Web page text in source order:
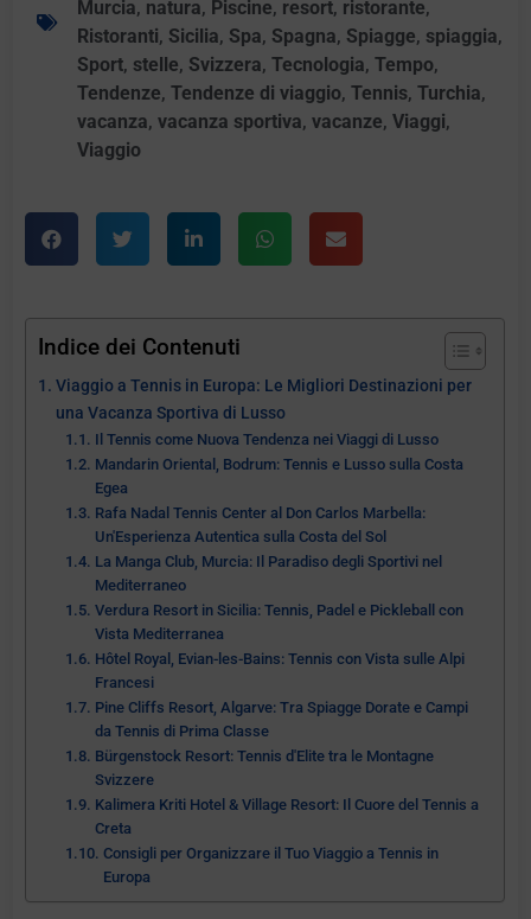
Murcia, natura, Piscine, resort, ristorante,
Ristoranti, Sicilia, Spa, Spagna, Spiagge, spiaggia,
Sport, stelle, Svizzera,Tecnologia,Tempo,
Tendenze,Tendenze di viaggio,Tennis,Turchia,
vacanza,vacanza sportiva,vacanze,Viaggi,
Viaggio
Indice dei Contenuti
Viaggio a Tennis in Europa: Le Migliori Destinazioni per
una Vacanza Sportiva di Lusso
Il Tennis come Nuova Tendenza nei Viaggi di Lusso
Mandarin Oriental, Bodrum: Tennis e Lusso sulla Costa
Egea
Rafa Nadal Tennis Center al Don Carlos Marbella:
Un'Esperienza Autentica sulla Costa del Sol
La Manga Club, Murcia: Il Paradiso degli Sportivi nel
Mediterraneo
Verdura Resort in Sicilia: Tennis, Padel e Pickleball con
Vista Mediterranea
Hôtel Royal, Evian-les-Bains: Tennis con Vista sulle Alpi
Francesi
Pine Cliffs Resort, Algarve: Tra Spiagge Dorate e Campi
da Tennis di Prima Classe
Bürgenstock Resort: Tennis d'Elite tra le Montagne
Svizzere
Kalimera Kriti Hotel & Village Resort: Il Cuore del Tennis a
Creta
Consigli per Organizzare il Tuo Viaggio a Tennis in
Europa